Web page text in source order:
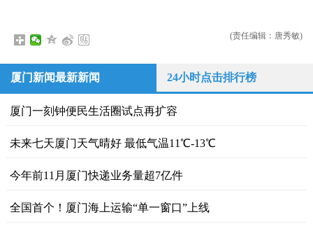
(责任编辑：唐秀敏)
厦门新闻最新新闻 24小时点击排行榜
厦门一刻钟便民生活圈试点再扩容
未来七天厦门天气晴好 最低气温11℃-13℃
今年前11月厦门快递业务量超7亿件
全国首个！厦门海上运输“单一窗口”上线